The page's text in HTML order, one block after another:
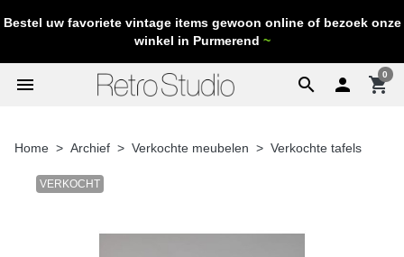
Bestel uw favoriete vintage items gewoon online of bezoek onze
winkel in Purmerend ~
search
menu  shopping_cart
0
Home Archief Verkochte meubelen Verkochte tafels
VERKOCHT